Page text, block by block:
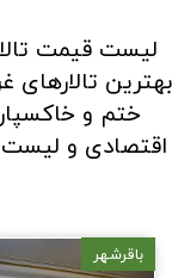
باقرشهر
​لیست قیمت
بهترین تالارهای
ختم و
اقتصادی و